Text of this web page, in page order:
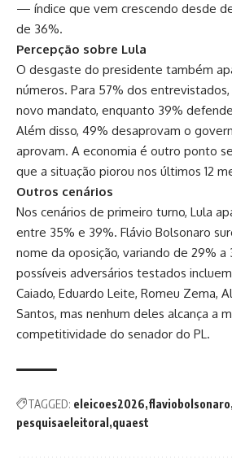
— índice que vem crescendo desde
de 36%.
Percepção sobre Lula
O desgaste do presidente também
números. Para 57% dos
novo mandato, enquanto 39%
Além disso, 49% desaprovam o
aprovam. A economia é outro ponto
que a situação piorou nos últimos 12
Outros cenários
Nos cenários de primeiro turno, Lula
entre 35% e 39%. Flávio Bolsonaro
nome da oposição, variando de 29% a
possíveis adversários testados incluem
Caiado, Eduardo Leite, Romeu Zema,
Santos, mas nenhum deles alcança a
competitividade do senador do PL.
TAGGED: eleicoes2026 flaviobolsonaro
pesquisaeleitoral quaest